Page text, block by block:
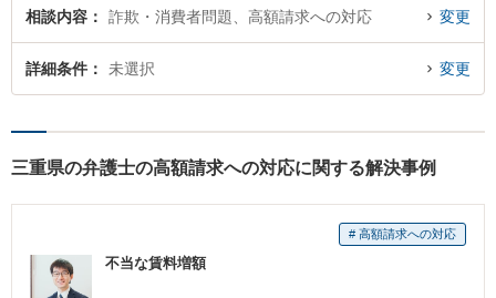
相談内容 詐欺・消費者問題、高額請求への対応 変更
詳細条件 未選択 変更
三重県の弁護士の高額請求への対応に関する解決事例
# 高額請求への対応
不当な賃料増額